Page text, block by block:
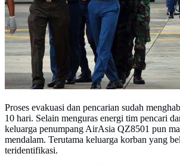
Proses evakuasi dan pencarian sudah
10 hari. Selain menguras energi tim pencari
keluarga penumpang AirAsia QZ8501 pun
mendalam. Terutama keluarga korban yang
teridentifikasi.